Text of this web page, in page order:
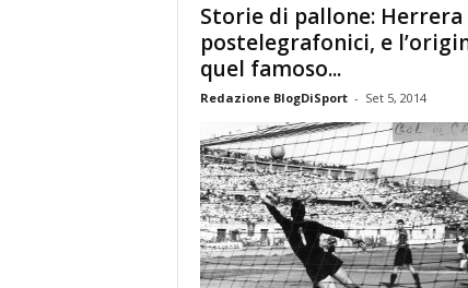
Storie di pallone: Herrera
postelegrafonici, e
quel famoso...
Redazione BlogDiSport - Set 5, 2014